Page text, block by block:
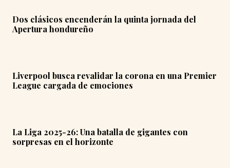
Dos clásicos encenderán la quinta jornada del
Apertura hondureño
Liverpool busca revalidar la corona en una Premier
League cargada de emociones
La Liga 2025-26: Una batalla de gigantes con
sorpresas en el horizonte